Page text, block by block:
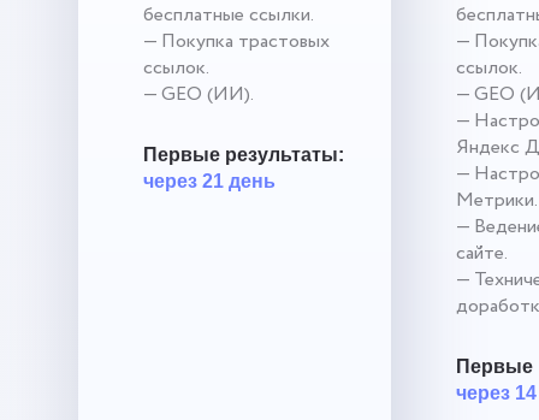
бесплатные ссылки.
— Покупка трастовых
ссылок.
— GEO (ИИ).
Первые результаты:
через 21 день
—
ссылок.
— GEO
—
Яндекс
—
Метрики.
—
сайте.
—
Первые
через